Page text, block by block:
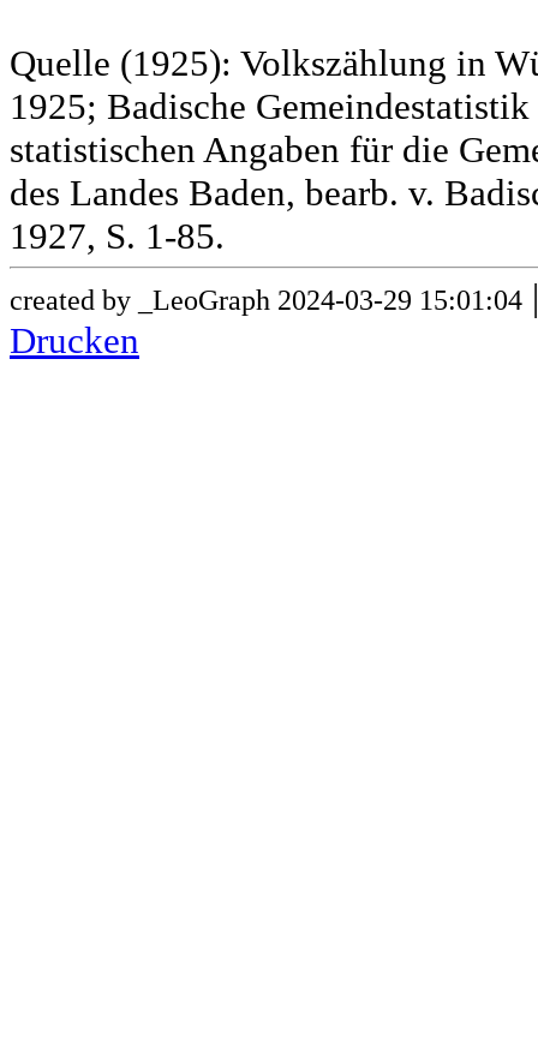
Quelle (1925): Volkszählung in
1925; Badische
statistischen Angaben für die
des Landes Baden, bearb. v.
1927, S. 1-85.
created by _LeoGraph 2024-03-29 15:01:04
Drucken